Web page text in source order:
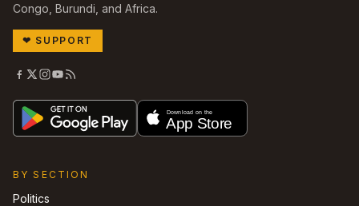
Congo, Burundi, and Africa.
❤ SUPPORT
BY SECTION
Politics